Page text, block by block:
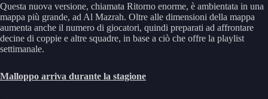
Questa nuova versione, chiamata Ritorno enorme, è ambientata in una
mappa più grande, ad Al Mazrah. Oltre alle dimensioni della mappa
aumenta anche il numero di giocatori, quindi preparati ad affrontare
decine di coppie e altre squadre, in base a ciò che offre la playlist
settimanale.
Malloppo arriva durante la stagione